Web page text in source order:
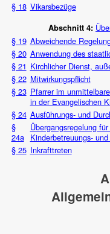
§ 18 Vikarsbezüge
Abschnitt 4:
§ 19 Abweichende
§ 20 Anwendung des
§ 21 Kirchlicher Dienst,
§ 22 Mitwirkungspflicht
§ 23 Pfarrer im
in der Evangelischen
§ 24 Ausführungs- und
§
24a
Übergangsregelung
Kinderbetreuungs-
§ 25 Inkrafttreten